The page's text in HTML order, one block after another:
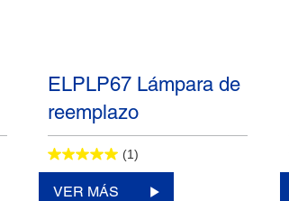
ELPLP67 Lámpara de
reemplazo
(1)
VER MÁS